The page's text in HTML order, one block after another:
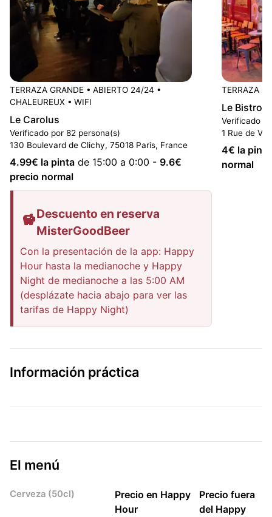
TERRAZA GRANDE • ABIERTO 24/24 •
CHALEUREUX • WIFI
Le Carolus
Verificado por 82 persona(s)
130 Boulevard de Clichy, 75018 Paris, France
4.99€ la pinta de 15:00 a 0:00 - 9.6€
precio normal
Descuento en reserva
MisterGoodBeer
Con la presentación de la app: Happy
Hour hasta la medianoche y Happy
Night de medianoche a las 5:00 AM
(desplázate hacia abajo para ver las
tarifas de Happy Night)
TERRAZA
Le Bistro
Verificado
1 Rue de
4€ la pinta
normal
Información práctica
El menú
Cerveza (50cl)
Precio en Happy
Hour
Precio fuera
del Happy